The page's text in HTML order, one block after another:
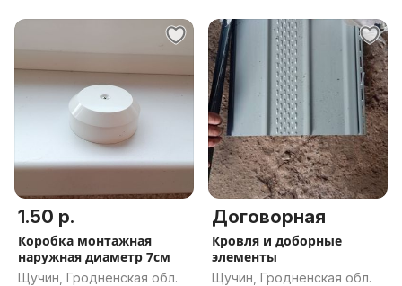
1.50 р.
Коробка монтажная
наружная диаметр 7см
Щучин, Гродненская обл.
Договорная
Кровля и доборные
элементы
Щучин, Гродненская обл.